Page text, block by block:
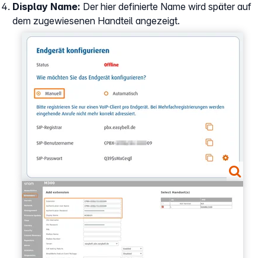
Show larger version
Show larger version
Display Name: Der hier definierte Name wird später auf
dem zugewiesenen Handteil angezeigt.